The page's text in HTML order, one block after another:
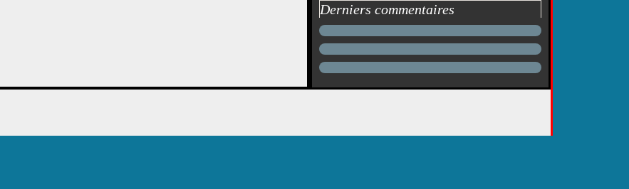
Derniers commentaires